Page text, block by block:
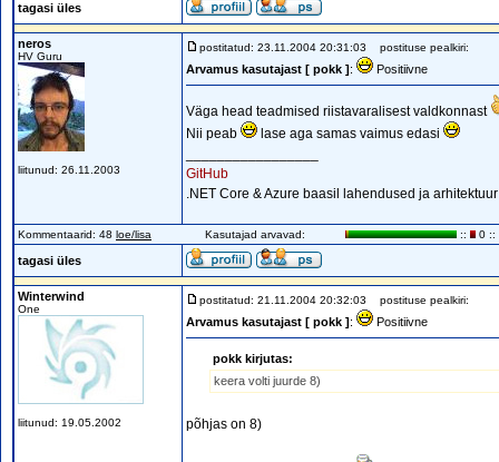
tagasi üles
neros
HV Guru
liitunud: 26.11.2003
postitatud: 23.11.2004 20:31:03 postituse pealkiri:
Arvamus kasutajast [ pokk ]: Positiivne
Väga head teadmised riistavaralisest valdkonnast
Nii peab
lase aga samas vaimus edasi
GitHub
.NET Core & Azure baasil lahendused ja
Kommentaarid: 48 loe/lisa Kasutajad arvavad: :: 0 ::
tagasi üles
Winterwind
One
liitunud: 19.05.2002
postitatud: 21.11.2004 20:32:03 postituse pealkiri:
Arvamus kasutajast [ pokk ]: Positiivne
pokk kirjutas:
keera volti juurde 8)
põhjas on 8)